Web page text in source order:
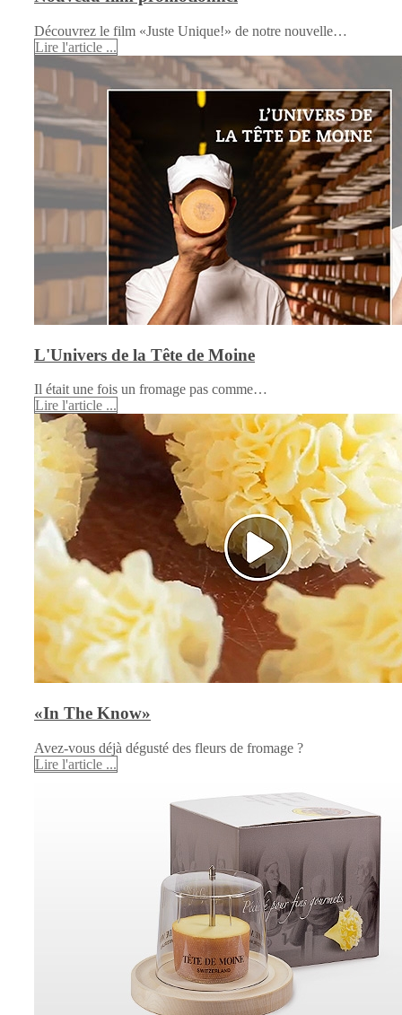
Découvrez le film «Juste Unique!» de notre nouvelle…
Lire l'article ...
L'Univers de la Tête de Moine
Il était une fois un fromage pas comme…
Lire l'article ...
«In The Know»
Avez-vous déjà dégusté des fleurs de fromage ?
Lire l'article ...